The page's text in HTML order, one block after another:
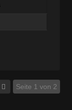
Seite 1 von 2